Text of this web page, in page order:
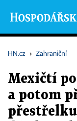
HN.cz › Zahraniční
Mexičtí
a potom